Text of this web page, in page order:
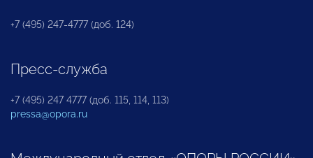
+7 (495) 247-4777 (доб. 124)
Пресс-служба
+7 (495) 247 4777 (доб. 115, 114, 113)
pressa@opora.ru